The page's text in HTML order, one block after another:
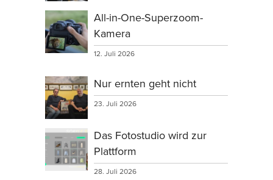
All-in-One-Superzoom-
Kamera
12. Juli 2026
Nur ernten geht nicht
23. Juli 2026
Das Fotostudio wird zur
Plattform
28. Juli 2026